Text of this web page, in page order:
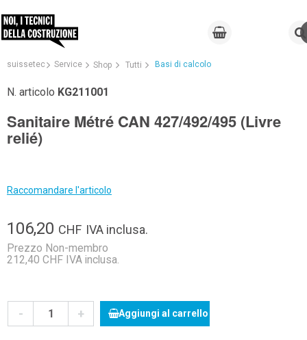
suissetec Service Shop Tutti Basi di calcolo
N. articolo KG211001
Sanitaire Métré CAN 427/492/495 (Livre
relié)
Raccomandare l'articolo
106,20 CHF IVA inclusa.
Prezzo Non-membro
212,40 CHF IVA inclusa.
- + Aggiungi al carrello